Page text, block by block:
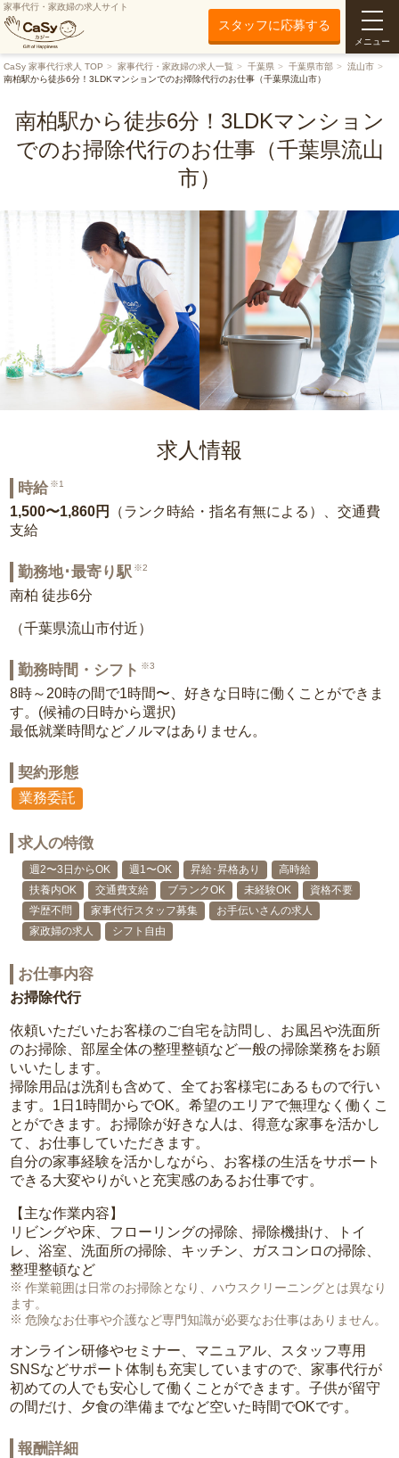
家事代行・家政婦の求人サイト
スタッフに応募する
メニュー
CaSy 家事代行求人 TOP 家事代行・家政婦の求人一覧 千葉県 千葉県市部
流山市
南柏駅から徒歩6分！3LDKマンションでのお掃除代行のお仕事（千葉県流山市）
南柏駅から徒歩6分！3LDKマンション
でのお掃除代行のお仕事（千葉県流山
市）
求人情報
時給 ※1
1,500〜1,860円
（ランク時給・指名有無による）、交通費
支給
勤務地･最寄り駅 ※2
南柏 徒歩6分
（千葉県流山市付近）
勤務時間・シフト ※3
8時～20時の間で1時間〜、好きな日時に働くことができま
す。(候補の日時から選択)
最低就業時間などノルマはありません。
契約形態
業務委託
求人の特徴
週2〜3日からOK 週1〜OK 昇給･昇格あり
高時給
扶養内OK
交通費支給 ブランクOK 未経験OK
資格不要
学歴不問
家事代行スタッフ募集
お手伝いさんの求人
家政婦の求人
シフト自由
お仕事内容
お掃除代行
依頼いただいたお客様のご自宅を訪問し、お風呂や洗面所
のお掃除、部屋全体の整理整頓など一般の掃除業務をお願
いいたします。
掃除用品は洗剤も含めて、全てお客様宅にあるもので行い
ます。1日1時間からでOK。希望のエリアで無理なく働くこ
とができます。お掃除が好きな人は、得意な家事を活かし
て、お仕事していただきます。
自分の家事経験を活かしながら、お客様の生活をサポート
できる大変やりがいと充実感のあるお仕事です。
【主な作業内容】
リビングや床、フローリングの掃除、掃除機掛け、トイ
レ、浴室、洗面所の掃除、キッチン、ガスコンロの掃除、
整理整頓など
作業範囲は日常のお掃除となり、ハウスクリーニングとは異なり
ます。
危険なお仕事や介護など専門知識が必要なお仕事はありません。
オンライン研修やセミナー、マニュアル、スタッフ専用
SNSなどサポート体制も充実していますので、家事代行が
初めての人でも安心して働くことができます。子供が留守
の間だけ、夕食の準備までなど空いた時間でOKです。
報酬詳細